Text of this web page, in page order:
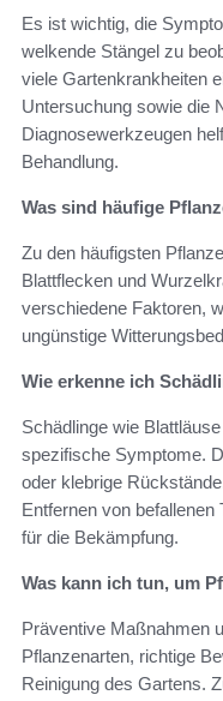
Es ist wichtig, die
welkende Stängel zu
viele Gartenkrankheiten
Untersuchung sowie die
Diagnosewerkzeugen
Behandlung.
Was sind häufige
Zu den häufigsten
Blattflecken und
verschiedene Faktoren,
ungünstige
Wie erkenne ich
Schädlinge wie
spezifische Symptome.
oder klebrige
Entfernen von befallenen
für die Bekämpfung.
Was kann ich tun, um
Präventive Maßnahmen
Pflanzenarten, richtige
Reinigung des Gartens.